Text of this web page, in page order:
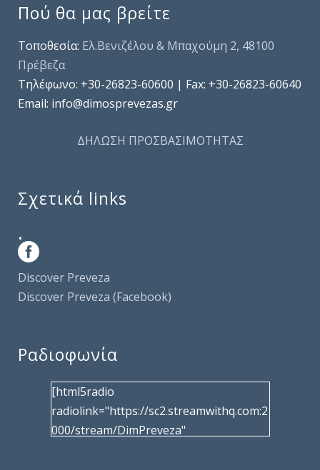
Πού θα μας βρείτε
Τοποθεσία: Ελ.Βενιζέλου & Μπαχούμη 2, 48100
Πρέβεζα
Τηλέφωνo: +30-26823-60600 | Fax: +30-26823-60640
Email: info@dimosprevezas.gr
ΔΗΛΩΣΗ ΠΡΟΣΒΑΣΙΜΟΤΗΤΑΣ
Σχετικά links
.
Discover Preveza
Discover Preveza (Facebook)
Ραδιοφωνία
[html5radio
radiolink="https://sc2.streamwithq.com:2
000/stream/DimPreveza"